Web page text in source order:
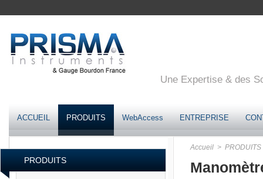
Une Expertise & des
ACCUEIL PRODUITS WebAccess ENTREPRISE
PRODUITS
Accueil > PRODUITS